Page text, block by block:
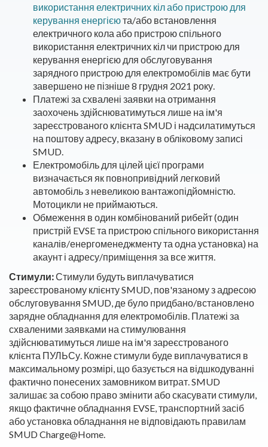
використання електричних кіл або пристрою для
керування енергієюта/або встановлення
електричного кола або пристрою спільного
використання електричних кіл чи пристрою для
керування енергією для обслуговування
зарядного пристрою для електромобілів має бути
завершено не пізніше 8 грудня 2021 року.
Платежі за схвалені заявки на отримання
заохочень здійснюватимуться лише на ім'я
зареєстрованого клієнта SMUD і надсилатимуться
на поштову адресу, вказану в обліковому записі
SMUD.
Електромобіль для цілей цієї програми
визначається як повнопривідний легковий
автомобіль з невеликою вантажопідйомністю.
Мотоцикли не приймаються.
Обмеження в один комбінований рибейт (один
пристрій EVSE та пристрою спільного використання
каналів/енергоменеджменту та одна установка) на
акаунт і адресу/приміщення за все життя.
Стимули:Стимули будуть виплачуватися
зареєстрованому клієнту SMUD, пов'язаному з адресою
обслуговування SMUD, де було придбано/встановлено
зарядне обладнання для електромобілів. Платежі за
схваленими заявками на стимулювання
здійснюватимуться лише на ім'я зареєстрованого
клієнта ПУЛЬСу. Кожне стимули буде виплачуватися в
максимальному розмірі, що базується на відшкодуванні
фактично понесених замовником витрат. SMUD
залишає за собою право змінити або скасувати стимули,
якщо фактичне обладнання EVSE, транспортний засіб
або установка обладнання не відповідають правилам
SMUD Charge@Home.